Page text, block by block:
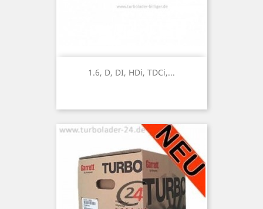
1.6, D, DI, HDi, TDCi,...